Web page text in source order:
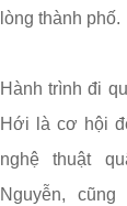
lòng thành phố.
Hành trình đi
Hới là cơ hội
nghệ thuật
Nguyễn,